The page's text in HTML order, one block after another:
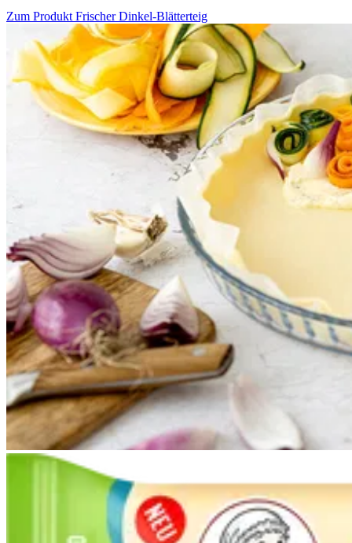
Zum Produkt Frischer Dinkel-Blätterteig